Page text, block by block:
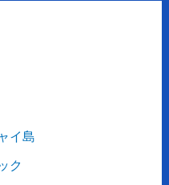
イ島
ク